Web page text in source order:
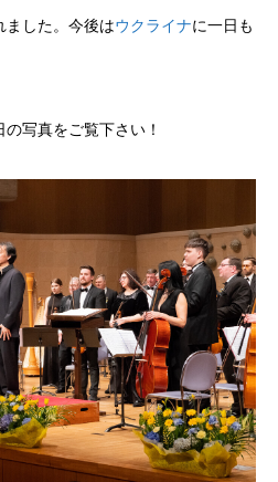
ました。今後はウクライナに一日も
写真をご覧下さい！